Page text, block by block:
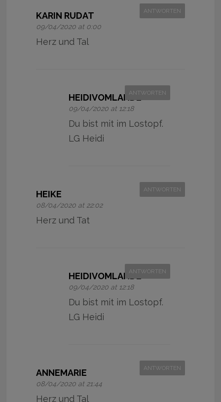
KARIN RUDAT
09/04/2020 at 0:00
ANTWORTEN
Herz und Tal
HEIDIVOMLANDE
09/04/2020 at 12:18
ANTWORTEN
Du bist mit im Lostopf.
LG Heidi
HEIKE
08/04/2020 at 22:02
ANTWORTEN
Herz und Tat
HEIDIVOMLANDE
09/04/2020 at 12:18
ANTWORTEN
Du bist mit im Lostopf.
LG Heidi
ANNEMARIE
08/04/2020 at 21:44
ANTWORTEN
Herz und Tal